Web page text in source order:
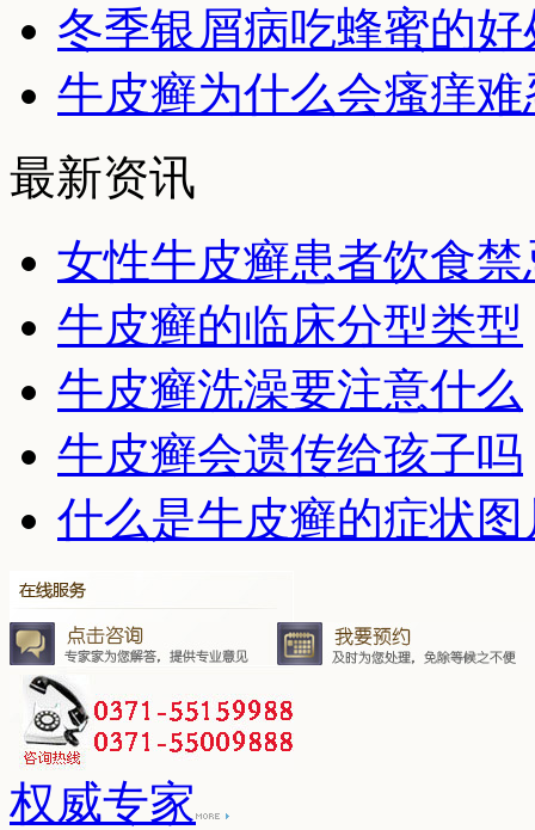
冬季银屑病吃蜂蜜的好
牛皮癣为什么会瘙痒难
最新资讯
女性牛皮癣患者饮食禁
牛皮癣的临床分型类型
牛皮癣洗澡要注意什么
牛皮癣会遗传给孩子吗
什么是牛皮癣的症状图
权威专家